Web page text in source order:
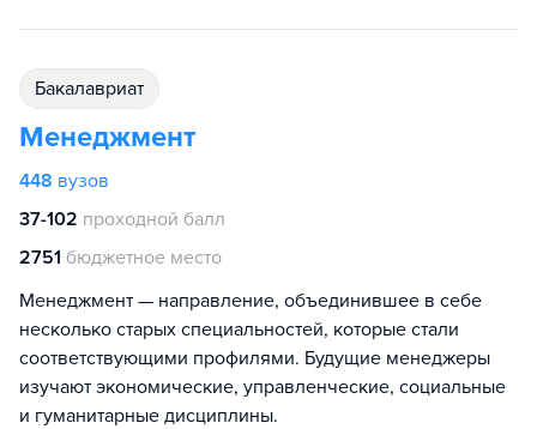
бакалавриат
Менеджмент
448 вузов
37-102 проходной балл
2751 бюджетное место
Менеджмент — направление, объединившее в себе
несколько старых специальностей, которые стали
соответствующими профилями. Будущие менеджеры
изучают экономические, управленческие, социальные
и гуманитарные дисциплины.